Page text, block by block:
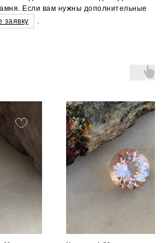
Если вам нужны дополнительные
заявку